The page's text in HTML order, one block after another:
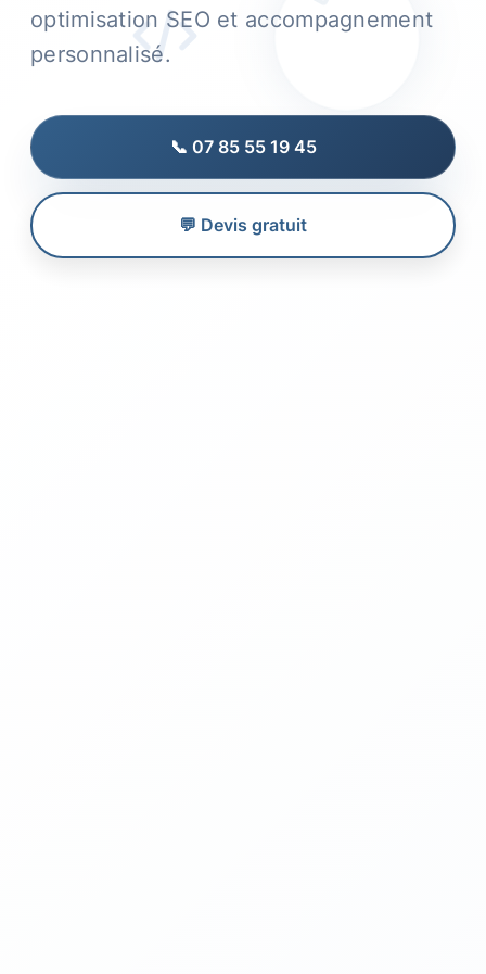
optimisation SEO et accompagnement
personnalisé.
📞 07 85 55 19 45
💬 Devis gratuit